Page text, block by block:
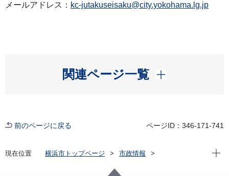
メールアドレス： kc-jutakuseisaku@city.yokohama.lg.jp
関連ページ一覧
開く
前のページに戻る ページID：346-171-741
現在位置 横浜市トップページ
市政情報
現在